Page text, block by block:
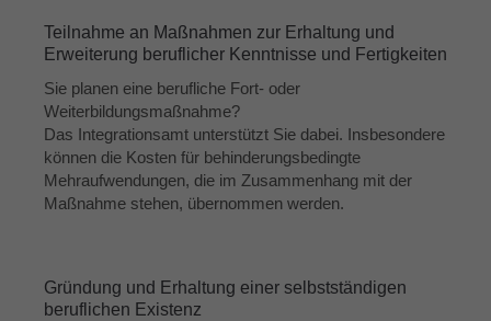
Teilnahme an Maßnahmen zur Erhaltung und
Erweiterung beruflicher Kenntnisse und Fertigkeiten
Sie planen eine berufliche Fort- oder
Weiterbildungsmaßnahme?
Das Integrationsamt unterstützt Sie dabei. Insbesondere
können die Kosten für behinderungsbedingte
Mehraufwendungen, die im Zusammenhang mit der
Maßnahme stehen, übernommen werden.
Gründung und Erhaltung einer selbstständigen
beruflichen Existenz